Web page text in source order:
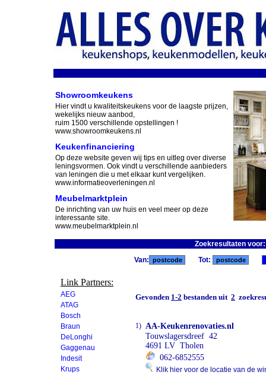
Showroomkeukens
Hier vindt u kwaliteitskeukens voor de laagste prijzen,
wekelijks nieuw aanbod,
ruim 1500 verschillende opstellingen !
www.showroomkeukens.nl
Keukenfinanciering
Op deze website geven wij tips en uitleg over diverse
leningsvormen. Ook vindt u verschillende aanbieders
van leningen die u met elkaar kunt vergelijken.
www.informatieoverleningen.nl
Meubelmarktplein
De inrichting van uw huis en veel meer op deze
interessante site.
www.meubelmarktplein.nl
Zoekresultaten
Link Partners:
AEG
ATAG
Bosch
Braun
DeLonghi
Gaggenau
Indesit
Krups
Van: Tot:
Gevonden 1-2 bestanden uit 2
1) AA-Keukenrenovaties.nl
Touwslagersdreef 42
4691 LV Tholen
062-6852555
Klik hier voor de locatie van de